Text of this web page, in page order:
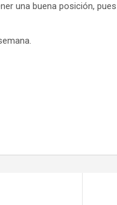
una buena posición,